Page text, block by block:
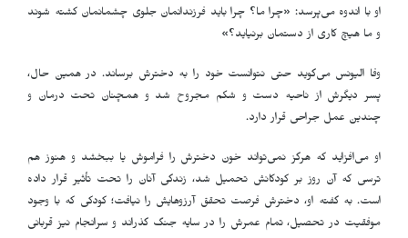
او با اندوه می‌پرسد: «چرا ما؟ چرا باید فرزندانمان جلوی چشمانمان کشته شوند
و ما هیچ کاری از دستمان برنیاید؟»
وفا الیونس می‌گوید حتی نتوانست خود را به دخترش برساند. در همین حال،
پسر دیگرش از ناحیه دست و شکم مجروح شد و همچنان تحت درمان و
چندین عمل جراحی قرار دارد.
او می‌افزاید که هرگز نمی‌تواند خون دخترش را فراموش یا ببخشد و هنوز هم
ترسی که آن روز بر کودکانش تحمیل شد، زندگی آنان را تحت تأثیر قرار داده
است. به گفته او، دخترش فرصت تحقق آرزوهایش را نیافت؛ کودکی که با وجود
موفقیت در تحصیل، تمام عمرش را در سایه جنگ گذراند و سرانجام نیز قربانی